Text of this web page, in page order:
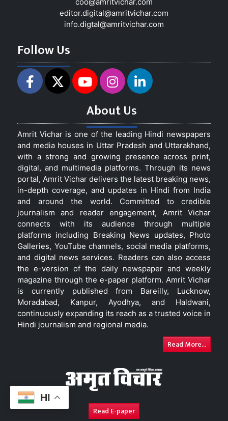
HI
editor.digital@amritvichar.com
info.digtal@amritvichar.com
Follow Us
About Us
Amrit Vichar is one of the leading Hindi newspapers
and media houses in Uttar Pradesh and Uttarakhand,
with a strong and growing presence across print,
digital, and multimedia platforms. Through its news
portal, Amrit Vichar delivers the latest breaking news,
in-depth coverage, and updates in Hindi from India
and around the world. Committed to credible
journalism and reader engagement, Amrit Vichar
connects with its audience through multiple
platforms including Breaking News updates, Photo
Galleries, YouTube channels, social media platforms,
and digital news services. Readers can also access
the e-version of the daily newspaper and weekly
magazine through the e-paper platform. Amrit Vichar
is currently published from Bareilly, Lucknow,
Moradabad, Kanpur, Ayodhya, and Haldwani,
continuously expanding its reach as a trusted voice in
Hindi journalism and regional media.
Read More...
Read E-paper